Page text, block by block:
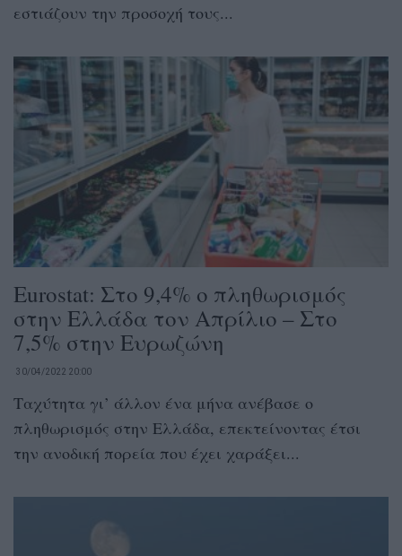
εστιάζουν την προσοχή τους...
Eurostat: Στο 9,4% ο πληθωρισμός
στην Ελλάδα τον Απρίλιο – Στο
7,5% στην Ευρωζώνη
30/04/2022 20:00
Ταχύτητα γι’ άλλον ένα μήνα ανέβασε ο
πληθωρισμός στην Ελλάδα, επεκτείνοντας έτσι
την ανοδική πορεία που έχει χαράξει...